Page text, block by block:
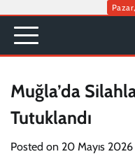
content
Muğla’da
Tutuklandı
Posted on 20 Mayıs 2026